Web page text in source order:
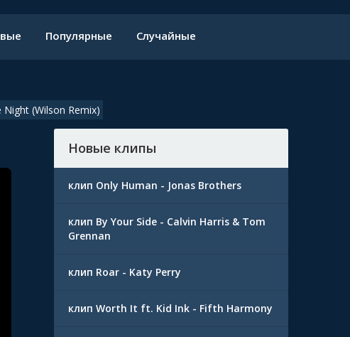
Популярные Случайные
Night (Wilson Remix)
Новые клипы
клип Only Human - Jonas Brothers
клип By Your Side - Calvin Harris & Tom
Grennan
клип Roar - Katy Perry
клип Worth It ft. Kid Ink - Fifth Harmony